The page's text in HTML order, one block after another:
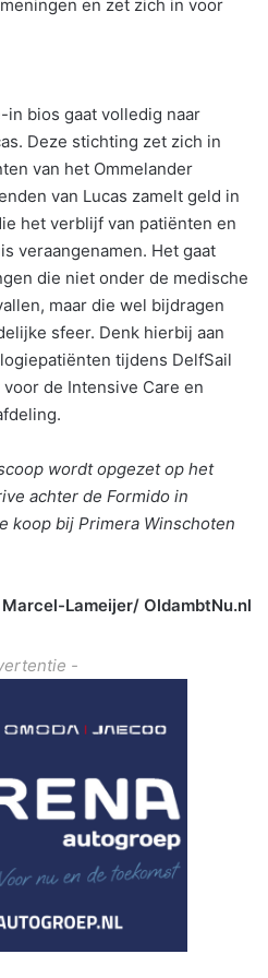
en zet zich in voor
bios gaat volledig naar
Deze stichting zet zich in
van het Ommelander
van Lucas zamelt geld in
het verblijf van patiënten en
veraangenamen. Het gaat
die niet onder de medische
maar die wel bijdragen
sfeer. Denk hierbij aan
tijdens DelfSail
de Intensive Care en
wordt opgezet op het
achter de Formido in
koop bij Primera Winschoten
Marcel-Lameijer/ OldambtNu.nl
-